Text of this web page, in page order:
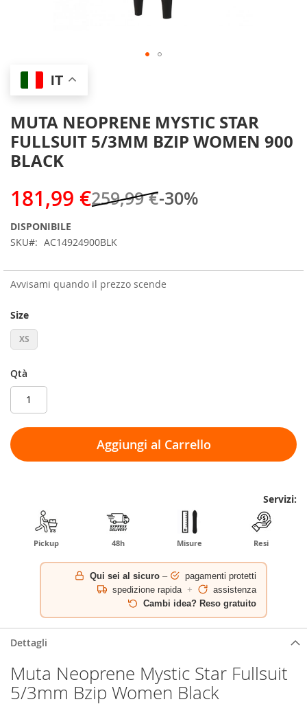
IT
MUTA NEOPRENE MYSTIC STAR
FULLSUIT 5/3MM BZIP WOMEN 900
BLACK
181,99 €259,99 €-30%
DISPONIBILE
SKU
AC14924900BLK
Avvisami quando il prezzo scende
Size
XS
Qtà
Aggiungi al Carrello
Servizi:
Pickup 48h Misure Resi
Qui sei al sicuro –
pagamenti protetti
spedizione rapida +
assistenza
Cambi idea? Reso gratuito
Skip
the
of
the
images
gallery
Dettagli
Muta Neoprene Mystic Star Fullsuit
5/3mm Bzip Women Black